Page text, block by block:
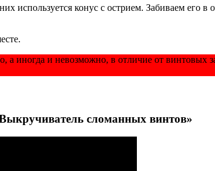
используется конус с острием. Забиваем его в
а иногда и невозможно, в отличие от винтовых
сломанных винтов»